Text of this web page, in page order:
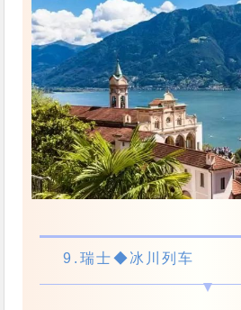
9. 瑞士◆冰川列车